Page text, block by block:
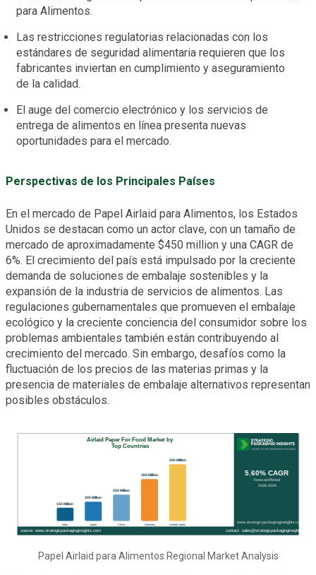
para Alimentos.
Las restricciones regulatorias relacionadas con los
estándares de seguridad alimentaria requieren que los
fabricantes inviertan en cumplimiento y aseguramiento
de la calidad.
El auge del comercio electrónico y los servicios de
entrega de alimentos en línea presenta nuevas
oportunidades para el mercado.
Perspectivas de los Principales Países
En el mercado de Papel Airlaid para Alimentos, los Estados
Unidos se destacan como un actor clave, con un tamaño de
mercado de aproximadamente $450 million y una CAGR de
6%. El crecimiento del país está impulsado por la creciente
demanda de soluciones de embalaje sostenibles y la
expansión de la industria de servicios de alimentos. Las
regulaciones gubernamentales que promueven el embalaje
ecológico y la creciente conciencia del consumidor sobre los
problemas ambientales también están contribuyendo al
crecimiento del mercado. Sin embargo, desafíos como la
fluctuación de los precios de las materias primas y la
presencia de materiales de embalaje alternativos representan
posibles obstáculos.
Papel Airlaid para Alimentos Regional Market Analysis